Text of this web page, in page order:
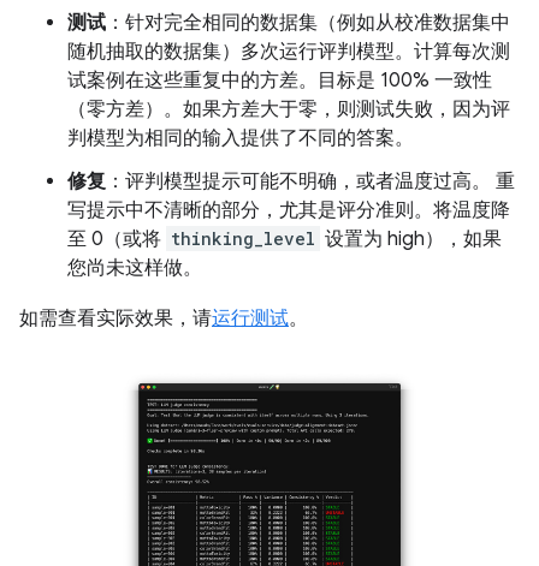
测试 ：针对完全相同的数据集（例如从校准数据集中
随机抽取的数据集）多次运行评判模型。计算每次测
试案例在这些重复中的方差。目标是 100% 一致性
（零方差）。如果方差大于零，则测试失败，因为评
判模型为相同的输入提供了不同的答案。
修复 ：评判模型提示可能不明确，或者温度过高。 重
写提示中不清晰的部分，尤其是评分准则。将温度降
至 0（或将 thinking_level 设置为 high），如果
您尚未这样做。
如需查看实际效果，请运行测试。